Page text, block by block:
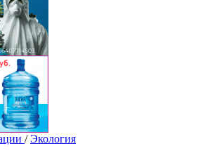
/ Экология